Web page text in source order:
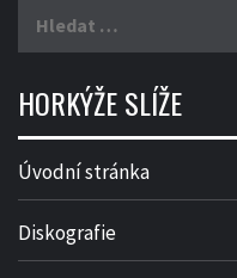
HORKÝŽE SLÍŽE
Úvodní stránka
Diskografie